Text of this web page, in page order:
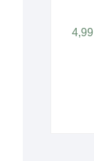
4,99